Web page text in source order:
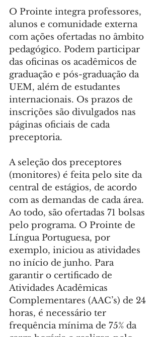
O Prointe integra professores,
alunos e comunidade externa
com ações ofertadas no âmbito
pedagógico. Podem participar
das oficinas os acadêmicos de
graduação e pós-graduação da
UEM, além de estudantes
internacionais. Os prazos de
inscrições são divulgados nas
páginas oficiais de cada
preceptoria.
A seleção dos preceptores
(monitores) é feita pelo site da
central de estágios, de acordo
com as demandas de cada área.
Ao todo, são ofertadas 71 bolsas
pelo programa. O Prointe de
Língua Portuguesa, por
exemplo, iniciou as atividades
no início de junho. Para
garantir o certificado de
Atividades Acadêmicas
Complementares (AAC’s) de 24
horas, é necessário ter
frequência mínima de 75% da